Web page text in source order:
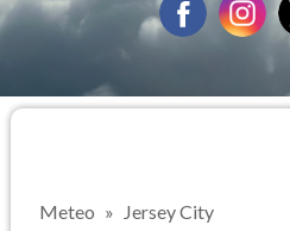
Meteo Jersey City